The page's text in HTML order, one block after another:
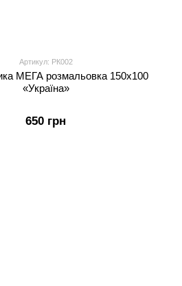
Артикул: РК002
МЕГА розмальовка 150х100
«Україна»
650 грн